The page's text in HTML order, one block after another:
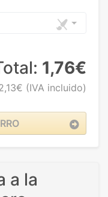
1,76€
(IVA incluido)
a la